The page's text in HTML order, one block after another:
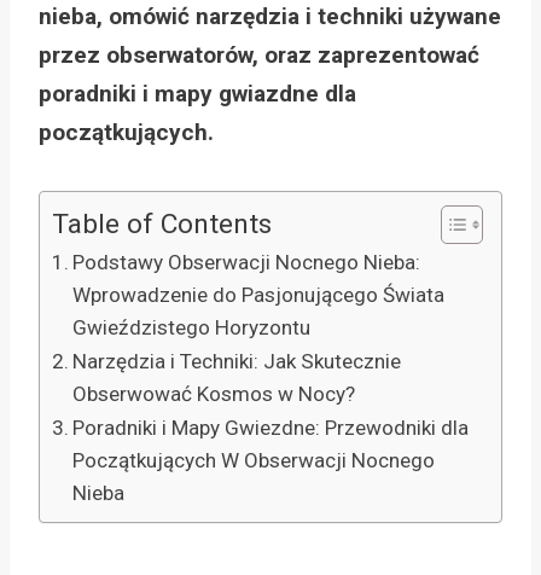
nieba, omówić narzędzia i techniki używane
przez obserwatorów, oraz zaprezentować
poradniki i mapy gwiazdne dla
początkujących.
Table of Contents
Podstawy Obserwacji Nocnego Nieba:
Wprowadzenie do Pasjonującego Świata
Gwieździstego Horyzontu
Narzędzia i Techniki: Jak Skutecznie
Obserwować Kosmos w Nocy?
Poradniki i Mapy Gwiezdne: Przewodniki dla
Początkujących W Obserwacji Nocnego
Nieba